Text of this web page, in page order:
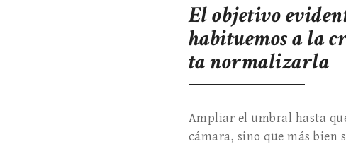
El objeti­vo
habituemos a la
ta normalizarla
Ampliar el umbral hasta
cámara, sino que más bien